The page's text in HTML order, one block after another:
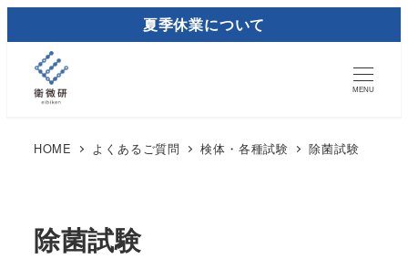
イ
夏季休業について
MENU
HOME よくあるご質問 検体・各種試験 除菌試験
除菌試験